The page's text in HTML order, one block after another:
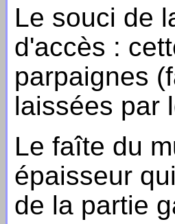
Le souci de
d'accès :
parpaignes
laissées par
Le faîte du
épaisseur
de la partie